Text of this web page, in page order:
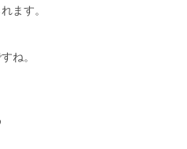
ます。
ね。